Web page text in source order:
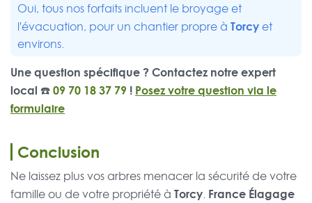
Oui, tous nos forfaits incluent le broyage et
l'évacuation, pour un chantier propre à Torcy et
environs.
Une question spécifique ? Contactez notre expert
local ☎️09 70 18 37 79 ! Posez votre question via le
formulaire
Conclusion
Ne laissez plus vos arbres menacer la sécurité de votre
famille ou de votre propriété à Torcy. France Élagage